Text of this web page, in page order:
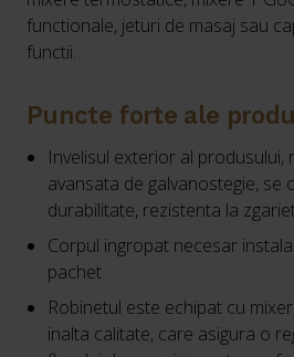
functionale, jeturi de masaj sau
functii.
Puncte forte ale
Invelisul exterior al produsului,
avansata de galvanostegie, se
durabilitate, rezistenta la
Corpul ingropat necesar
pachet
Robinetul este echipat cu
inalta calitate, care asigura o